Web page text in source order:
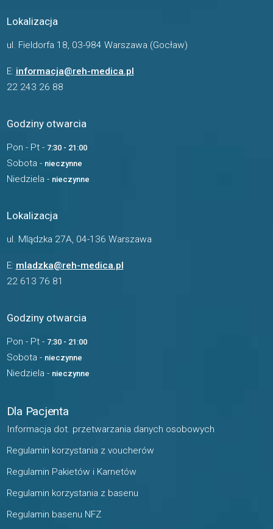
Lokalizacja
ul. Fieldorfa 18, 03-984 Warszawa (Gocław)
E: informacja@reh-medica.pl
22 243 26 88
Godziny otwarcia
Pon - Pt - 7:30 - 21:00
Sobota - nieczynne
Niedziela - nieczynne
Lokalizacja
ul. Mlądzka 27A, 04-136 Warszawa
E: mladzka@reh-medica.pl
22 613 76 81
Godziny otwarcia
Pon - Pt - 7:30 - 21:00
Sobota - nieczynne
Niedziela - nieczynne
Dla Pacjenta
Informacja dot. przetwarzania danych osobowych
Regulamin korzystania z voucherów
Regulamin Pakietów i Karnetów
Regulamin korzystania z basenu
Regulamin basenu NFZ